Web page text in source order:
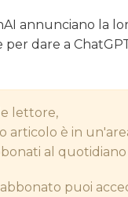
annunciano la
per dare a
lettore,
articolo è in
al quotidiano
abbonato puoi